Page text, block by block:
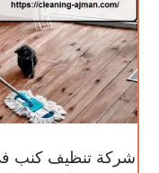
شركة تنظيف كنب في